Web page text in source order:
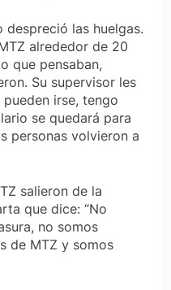
despreció las huelgas.
alrededor de 20
que pensaban,
Su supervisor les
irse, tengo
se quedará para
personas volvieron a
salieron de la
que dice: “No
no somos
de MTZ y somos